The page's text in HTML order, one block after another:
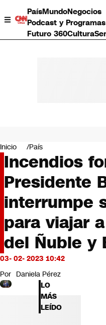
PaísMundoNegocios
Podcast y
Futuro 360Cultura
Negocios
Deportes
Programas completos
Cultura
Servicios
Bits
CNN tiempo
Futuro 360
Opinión
Inicio País
Incendios
Presidente
interrumpe
para viajar
del Ñuble y
03- 02- 2023 10:42
Por Daniela Pérez
LO
MÁS
LEÍDO